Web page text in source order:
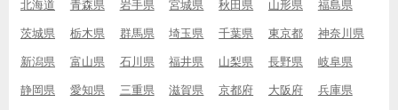
北海道 青森県 岩手県 宮城県 秋田県 山形県 福島県
茨城県 栃木県 群馬県 埼玉県 千葉県 東京都 神奈川県
新潟県 富山県 石川県 福井県 山梨県 長野県 岐阜県
静岡県 愛知県 三重県 滋賀県 京都府 大阪府 兵庫県